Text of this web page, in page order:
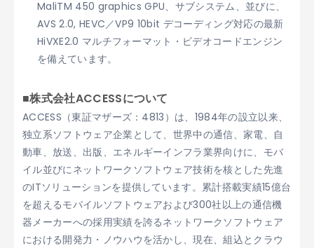
MaliTM 450 graphics GPU、サブシステム、並びに、
AVS 2.0, HEVC／VP9 10bit デコーディング対応の最新
HiVXE2.0 マルチフォーマット・ビデオコードエンジン
を備えています。
■株式会社ACCESSについて
ACCESS（東証マザーズ：4813）は、1984年の設立以来、
独立系ソフトウェア企業として、世界中の通信、家電、自
動車、放送、出版、エネルギーインフラ業界向けに、モバ
イル並びにネットワークソフトウェア技術を核とした先進
のITソリューションを提供しています。累計搭載実績15億台
を超えるモバイルソフトウェアおよび300社以上の通信機
器メーカーへの採用実績を誇るネットワークソフトウェア
における開発力・ノウハウを活かし、現在、組込とクラウ